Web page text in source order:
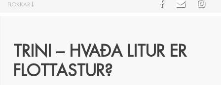
FLOKKAR
TRINI – HVAÐA LITUR ER
FLOTTASTUR?